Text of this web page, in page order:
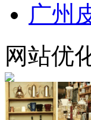
广州
网站优